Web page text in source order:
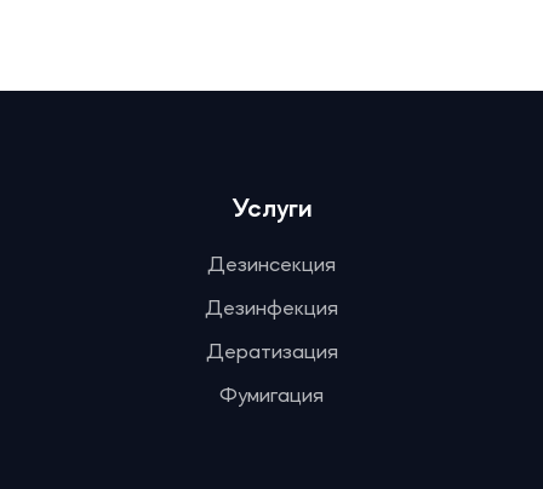
Услуги
Дезинсекция
Дезинфекция
Дератизация
Фумигация